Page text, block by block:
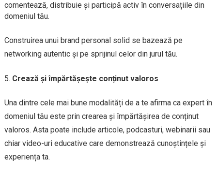
comentează, distribuie și participă activ în conversațiile din
domeniul tău.
Construirea unui brand personal solid se bazează pe
networking autentic și pe sprijinul celor din jurul tău.
Crează și împărtășește conținut valoros
Una dintre cele mai bune modalități de a te afirma ca expert în
domeniul tău este prin crearea și împărtășirea de conținut
valoros. Asta poate include articole, podcasturi, webinarii sau
chiar video-uri educative care demonstrează cunoștințele și
experiența ta.